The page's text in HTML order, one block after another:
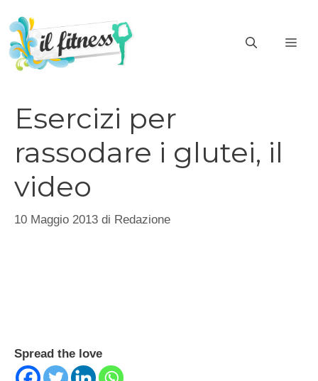
contenuto
Esercizi per
rassodare i glutei, il
video
10 Maggio 2013 di Redazione
Spread the love